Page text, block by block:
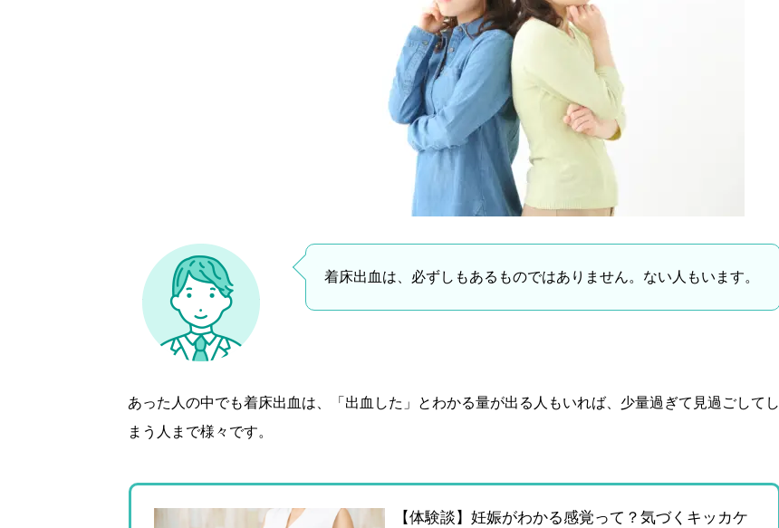
着床出血は、必ずしもあるものではありません。ない人もいます。
あった人の中でも着床出血は、「出血した」とわかる量が出る人もいれば、少量過ぎて見過ごしてし
まう人まで様々です。
【体験談】妊娠がわかる感覚って？気づくキッカケ